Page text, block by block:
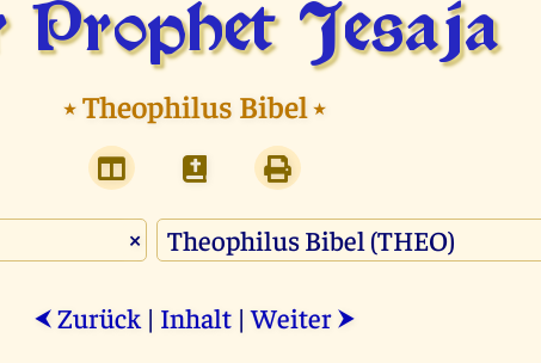
Prophet Jesaja
⭑Theophilus Bibel⭑
×
⮜ Zurück | Inhalt |Weiter ⮞